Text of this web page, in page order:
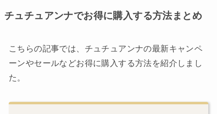
チュチュアンナでお得に購入する方法まとめ
こちらの記事では、チュチュアンナの最新キャンペ
ーンやセールなどお得に購入する方法を紹介しまし
た。